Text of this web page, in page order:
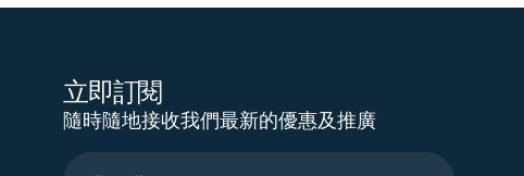
立即訂閱
隨時隨地接收我們最新的優惠及推廣